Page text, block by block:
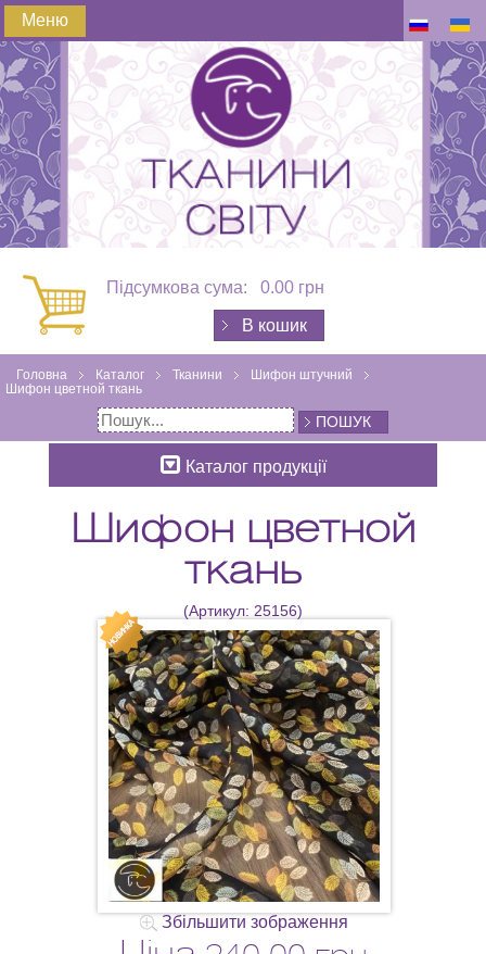
Меню
Підсумкова сума: 0.00 грн
В кошик
Головна Каталог Тканини
Шифон штучний
Шифон цветной ткань
ПОШУК
Каталог продукції
Шифон цветной
ткань
(Артикул: 25156)
Збільшити зображення